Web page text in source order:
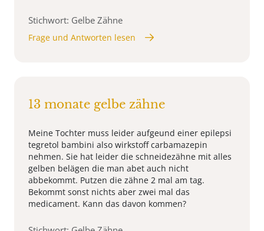
Stichwort: Gelbe Zähne
Frage und Antworten lesen
13 monate gelbe zähne
Meine Tochter muss leider aufgeund einer epilepsi
tegretol bambini also wirkstoff carbamazepin
nehmen. Sie hat leider die schneidezähne mit alles
gelben belägen die man abet auch nicht
abbekommt. Putzen die zähne 2 mal am tag.
Bekommt sonst nichts aber zwei mal das
medicament. Kann das davon kommen?